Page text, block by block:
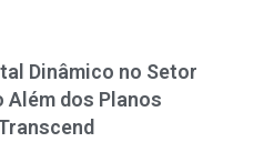
Dinâmico no Setor
Além dos Planos